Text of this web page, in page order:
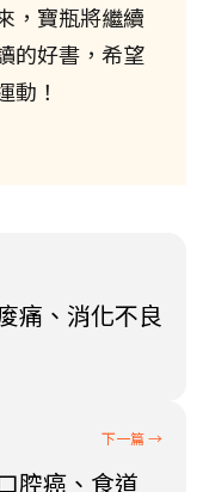
，寶瓶將繼續
的好書，希望
動！
痛、消化不良
腔癌、食道